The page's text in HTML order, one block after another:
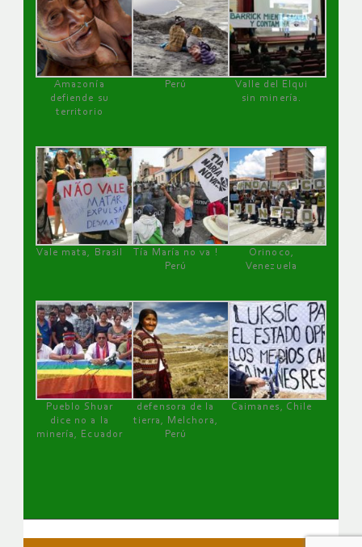
Amazonía
defiende su
territorio
Perú
Valle del Elqui
sin minería.
Vale mata, Brasil
Tía María no va !
Perú
Orinoco,
Venezuela
Pueblo Shuar
dice no a la
minería, Ecuador
defensora de la
tierra, Melchora,
Perú
Caimanes, Chile